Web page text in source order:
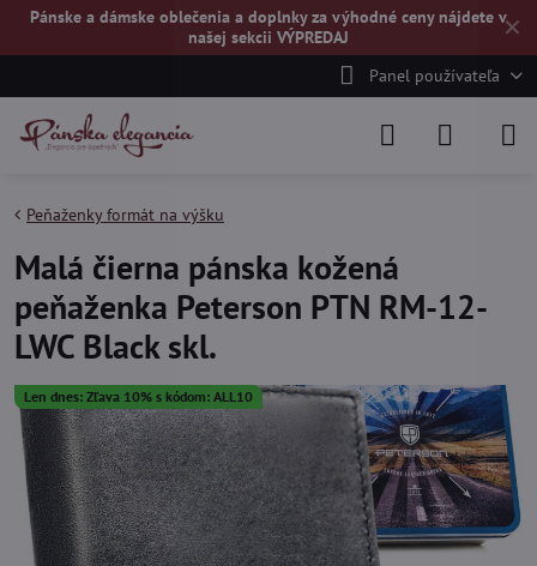
✕
Pánske a dámske oblečenia a doplnky za výhodné ceny nájdete v
našej sekcii VÝPREDAJ
Panel používateľa
Len dnes: Zľava 10% s kódom: ALL10
Peňaženky formát na výšku
Malá čierna pánska kožená
peňaženka Peterson PTN RM-12-
LWC Black skl.